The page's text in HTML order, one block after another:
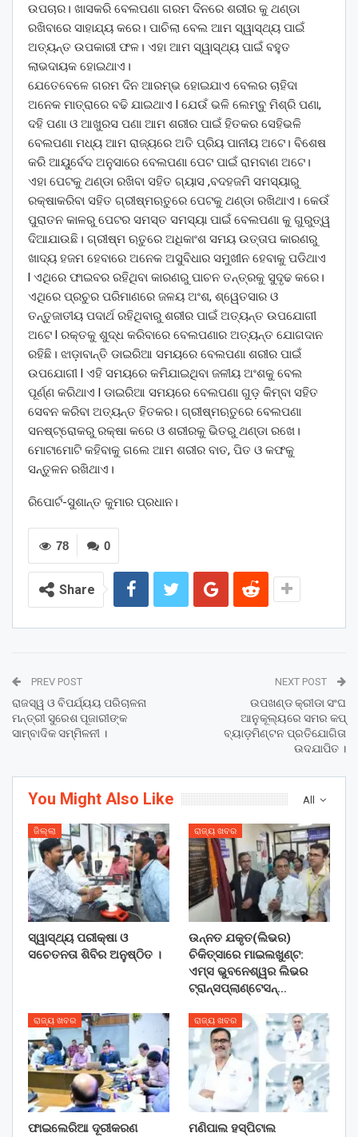
ଉପଚାର। ଖାସକରି ବେଲପଣା ଗରମ ଦିନରେ ଶରୀର କୁ ଥଣ୍ଡା
ରଖିବାରେ ସାହାଯ୍ୟ କରେ। ପାଚିଲା ବେଲ ଆମ ସ୍ୱାସ୍ଥ୍ୟ ପାଇଁ
ଅତ୍ୟନ୍ତ ଉପକାରୀ ଫଳ। ଏହା ଆମ ସ୍ୱାସ୍ଥ୍ୟ ପାଇଁ ବହୁତ
ଲାଭଦାୟକ ହୋଇଥାଏ।
ଯେତେବେଳେ ଗରମ ଦିନ ଆରମ୍ଭ ହୋଇଯାଏ ବେଲର ଚାହିଦା
ଅନେକ ମାତ୍ରାରେ ବଢି ଯାଇଥାଏ l ଯେଉଁ ଭଳି ଲେମ୍ବୁ ମିଶ୍ରି ପଣା,
ଦହି ପଣା ଓ ଆଖୁରସ ପଣା ଆମ ଶରୀର ପାଇଁ ହିତକର ସେହିଭଳି
ବେଲପଣା ମଧ୍ୟ ଆମ ରାଜ୍ୟରେ ଅତି ପ୍ରିୟ ପାନୀୟ ଅଟେ। ବିଶେଷ
କରି ଆୟୁର୍ବେଦ ଅନୁସାରେ ବେଲପଣା ପେଟ ପାଇଁ ରାମବାଣ ଅଟେ।
ଏହା ପେଟକୁ ଥଣ୍ଡା ରଖିବା ସହିତ ଗ୍ୟାସ ,ବଦହଜମି ସମସ୍ୟାରୁ
ରକ୍ଷାକରିବା ସହିତ ଗ୍ରୀଷ୍ମଋତୁରେ ପେଟକୁ ଥଣ୍ଡା ରଖିଥାଏ। କେଉଁ
ପୁରାତନ କାଳରୁ ପେଟର ସମସ୍ତ ସମସ୍ୟା ପାଇଁ ବେଲପଣା କୁ ଗୁରୁତ୍ୱ
ଦିଆଯାଉଛି। ଗ୍ରୀଷ୍ମ ଋତୁରେ ଅଧିକାଂଶ ସମୟ ଉତ୍ତାପ କାରଣରୁ
ଖାଦ୍ୟ ହଜମ ହେବାରେ ଅନେକ ଅସୁବିଧାର ସମୁଖୀନ ହେବାକୁ ପଡିଥାଏ
l ଏଥିରେ ଫାଇବର ରହିଥିବା କାରଣରୁ ପାଚନ ତନ୍ତ୍ରକୁ ସୁଦୃଢ କରେ।
ଏଥିରେ ପ୍ରଚୁର ପରିମାଣରେ ଜଳୟ ଅଂଶ, ଶ୍ୱେତସାର ଓ
ତନ୍ତୁଜାତୀୟ ପଦାର୍ଥ ରହିଥିବାରୁ ଶରୀର ପାଇଁ ଅତ୍ୟନ୍ତ ଉପଯୋଗୀ
ଅଟେ l ରକ୍ତକୁ ଶୁଦ୍ଧ କରିବାରେ ବେଲପଣାର ଅତ୍ୟନ୍ତ ଯୋଗଦାନ
ରହିଛି। ଝାଡ଼ାବାନ୍ତି ଡାଇରିଆ ସମୟରେ ବେଲପଣା ଶରୀର ପାଇଁ
ଉପଯୋଗୀ l ଏହି ସମୟରେ କମିଯାଇଥିବା ଜଳୀୟ ଅଂଶକୁ ବେଲ
ପୂର୍ଣ୍ଣ କରିଥାଏ l ଡାଇରିଆ ସମୟରେ ବେଲପଣା ଗୁଡ଼ କିମ୍ବା ସହିତ
ସେବନ କରିବା ଅତ୍ୟନ୍ତ ହିତକର। ଗ୍ରୀଷ୍ମଋତୁରେ ବେଲପଣା
ସନଷ୍ଟ୍ରୋକରୁ ରକ୍ଷା କରେ ଓ ଶରୀରକୁ ଭିତରୁ ଥଣ୍ଡା ରଖେ।
ମୋଟାମୋଟି କହିବାକୁ ଗଲେ ଆମ ଶରୀର ବାତ, ପିତ ଓ କଫକୁ
ସନ୍ତୁଳନ ରଖିଥାଏ।
ରିପୋର୍ଟ-ସୁଶାନ୍ତ କୁମାର ପ୍ରଧାନ।
0
78
Share
PREV POST
ରାଜସ୍ୱ ଓ ବିପର୍ଯ୍ୟୟ ପରିଚାଳନା
ମନ୍ତ୍ରୀ ସୁରେଶ ପୂଜାରୀଙ୍କ
ସାମ୍ବାଦିକ ସମ୍ମିଳନୀ ।
NEXT POST
ଉପଖଣ୍ଡ କ୍ରୀଡା ସଂଘ
ଆନୁକୂଲ୍ୟରେ ସମର କପ୍
ବ୍ୟାଡ଼ମିଣ୍ଟନ ପ୍ରତିଯୋଗିତା
ଉଦଯାପିତ ।
All
You Might Also Like
ଜିଲ୍ଲା
ସ୍ୱାସ୍ଥ୍ୟ ପରୀକ୍ଷା ଓ
ସଚେତନତା ଶିବିର ଅନୁଷ୍ଠିତ ।
ରାଜ୍ୟ ଖବର
ଉନ୍ନତ ଯକୃତ(ଲିଭର)
ଚିକିତ୍ସାରେ ମାଇଲଖୁଣ୍ଟ:
ଏମ୍ସ ଭୁବନେଶ୍ୱର ଲିଭର
ଟ୍ରାନ୍ସପ୍ଲାଣ୍ଟେସନ୍…
ରାଜ୍ୟ ଖବର
ଫାଇଲେରିଆ ଦୂରୀକରଣ
ରାଜ୍ୟ ଖବର
ମଣିପାଲ ହସ୍ପିଟାଲ